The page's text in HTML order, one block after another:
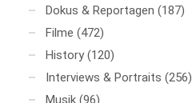
Dokus & Reportagen (187)
Filme (472)
History (120)
Interviews & Portraits (256)
Musik (96)